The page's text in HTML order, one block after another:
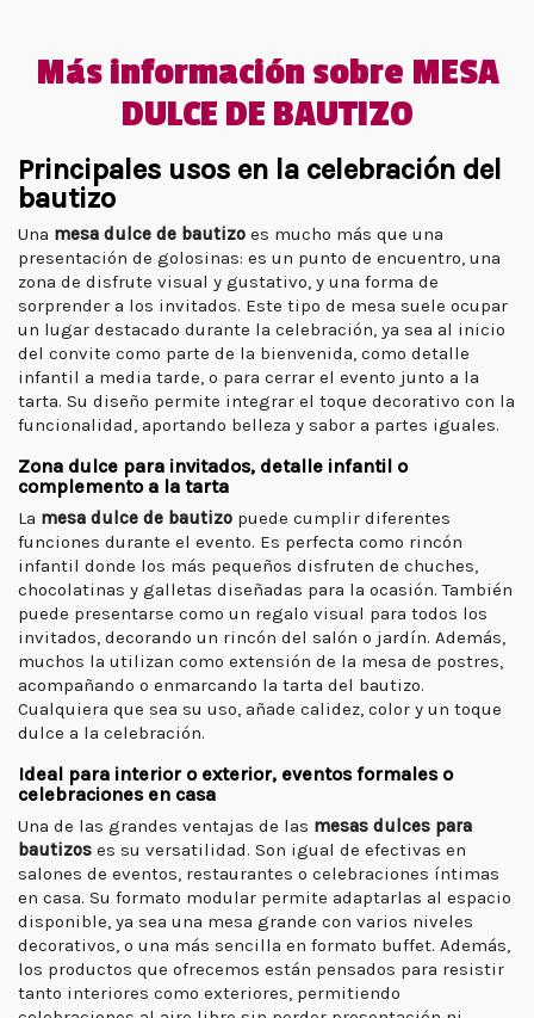
Más información sobre MESA
DULCE DE BAUTIZO
Principales usos en la celebración del
bautizo
Una mesa dulce de bautizo es mucho más que una
presentación de golosinas: es un punto de encuentro, una
zona de disfrute visual y gustativo, y una forma de
sorprender a los invitados. Este tipo de mesa suele ocupar
un lugar destacado durante la celebración, ya sea al inicio
del convite como parte de la bienvenida, como detalle
infantil a media tarde, o para cerrar el evento junto a la
tarta. Su diseño permite integrar el toque decorativo con la
funcionalidad, aportando belleza y sabor a partes iguales.
Zona dulce para invitados, detalle infantil o
complemento a la tarta
La mesa dulce de bautizo puede cumplir diferentes
funciones durante el evento. Es perfecta como rincón
infantil donde los más pequeños disfruten de chuches,
chocolatinas y galletas diseñadas para la ocasión. También
puede presentarse como un regalo visual para todos los
invitados, decorando un rincón del salón o jardín. Además,
muchos la utilizan como extensión de la mesa de postres,
acompañando o enmarcando la tarta del bautizo.
Cualquiera que sea su uso, añade calidez, color y un toque
dulce a la celebración.
Ideal para interior o exterior, eventos formales o
celebraciones en casa
Una de las grandes ventajas de las mesas dulces para
bautizos es su versatilidad. Son igual de efectivas en
salones de eventos, restaurantes o celebraciones íntimas
en casa. Su formato modular permite adaptarlas al espacio
disponible, ya sea una mesa grande con varios niveles
decorativos, o una más sencilla en formato buffet. Además,
los productos que ofrecemos están pensados para resistir
tanto interiores como exteriores, permitiendo